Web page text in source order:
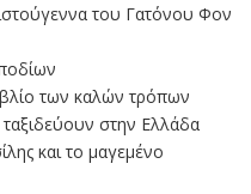
του Γατόνου Φον
των καλών τρόπων
στην Ελλάδα
και το μαγεμένο